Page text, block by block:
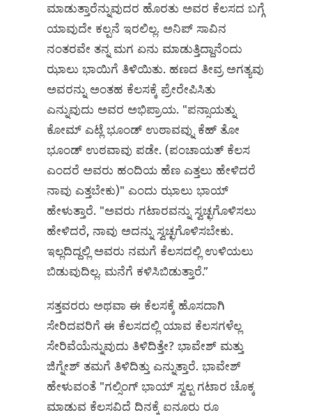
ಮಾಡುತ್ತಾರೆನ್ನುವುದರ ಹೊರತು ಅವರ ಕೆಲಸದ ಬಗ್ಗೆ
ಯಾವುದೇ ಕಲ್ಪನೆ ಇರಲಿಲ್ಲ. ಅನಿಪ್ ಸಾವಿನ
ನಂತರವೇ ತನ್ನ ಮಗ ಏನು ಮಾಡುತ್ತಿದ್ದಾನೆಂದು
ಝಾಲು ಭಾಯಿಗೆ ತಿಳಿಯಿತು. ಹಣದ ತೀವ್ರ ಅಗತ್ಯವು
ಅವರನ್ನು ಅಂತಹ ಕೆಲಸಕ್ಕೆ ಪ್ರೇರೇಪಿಸಿತು
ಎನ್ನುವುದು ಅವರ ಅಭಿಪ್ರಾಯ. "ಪನ್ಸಾಯತ್ನು
ಕೋಮ್ ಎಟ್ಲೆ ಭೂಂಡ್ ಉಠಾವವ್ನು ಕೆಹ್ ತೋ
ಭೂಂಡ್ ಉಠವಾವು ಪಡೇ. (ಪಂಚಾಯತ್ ಕೆಲಸ
ಎಂದರೆ ಅವರು ಹಂದಿಯ ಹೆಣ ಎತ್ತಲು ಹೇಳಿದರೆ
ನಾವು ಎತ್ತಬೇಕು)" ಎಂದು ಝಾಲು ಭಾಯ್
ಹೇಳುತ್ತಾರೆ. "ಅವರು ಗಟಾರವನ್ನು ಸ್ವಚ್ಛಗೊಳಿಸಲು
ಹೇಳಿದರೆ, ನಾವು ಅದನ್ನು ಸ್ವಚ್ಛಗೊಳಿಸಬೇಕು.
ಇಲ್ಲದಿದ್ದಲ್ಲಿ ಅವರು ನಮಗೆ ಕೆಲಸದಲ್ಲಿ ಉಳಿಯಲು
ಬಿಡುವುದಿಲ್ಲ. ಮನೆಗೆ ಕಳಿಸಿಬಿಡುತ್ತಾರೆ.”
ಸ‌ತ್ತವರರು ಅಥವಾ ಈ ಕೆಲಸಕ್ಕೆ ಹೊಸದಾಗಿ
ಸೇರಿದವರಿಗೆ ಈ ಕೆಲಸದಲ್ಲಿ ಯಾವ ಕೆಲಸಗಳೆಲ್ಲ
ಸೇರಿವೆಯೆನ್ನುವುದು ತಿಳಿದಿತ್ತೇ? ಭಾವೇಶ್‌ ಮತ್ತು
ಜಿಗ್ನೇಶ್‌ ತಮಗೆ ತಿಳಿದಿತ್ತು ಎನ್ನುತ್ತಾರೆ. ಭಾವೇಶ್‌
ಹೇಳುವಂತೆ "ಗಲ್ಸಿಂಗ್‌ ಭಾಯ್‌ ಸ್ವಲ್ಪ ಗಟಾರ ಚೊಕ್ಕ
ಮಾಡುವ ಕೆಲಸವಿದೆ ದಿನಕ್ಕೆ ಐನೂರು ರೂ